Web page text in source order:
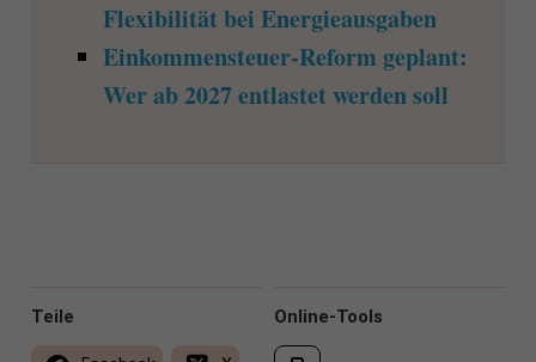
Flexibilität bei Energieausgaben
Einkommensteuer-Reform geplant:
Wer ab 2027 entlastet werden soll
Online-Tools
Teile